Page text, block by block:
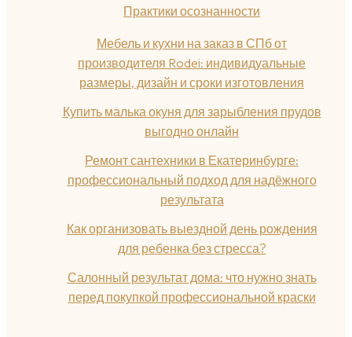
Практики осознанности
Мебель и кухни на заказ в СПб от
производителя Rodei: индивидуальные
размеры, дизайн и сроки изготовления
Купить малька окуня для зарыбления прудов
выгодно онлайн
Ремонт сантехники в Екатеринбурге:
профессиональный подход для надёжного
результата
Как организовать выездной день рождения
для ребенка без стресса?
Салонный результат дома: что нужно знать
перед покупкой профессиональной краски